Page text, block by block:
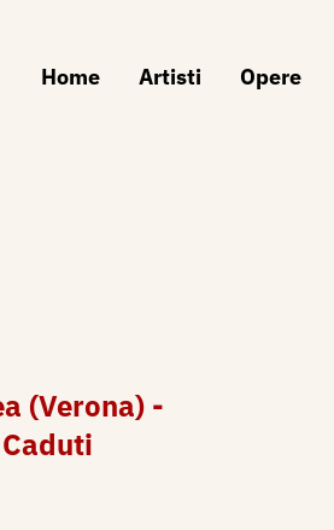
Home Artisti Opere
(Verona) -